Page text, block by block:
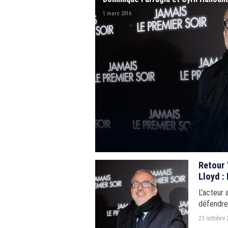
1 mars 2016
Retour
Lloyd :
L'acteur
23 octobre